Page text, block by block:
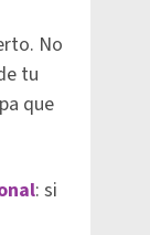
No
tu
que
: si